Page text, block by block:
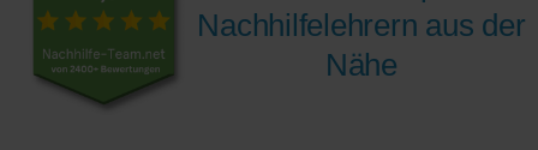
Nachhilfelehrern aus der
Nähe